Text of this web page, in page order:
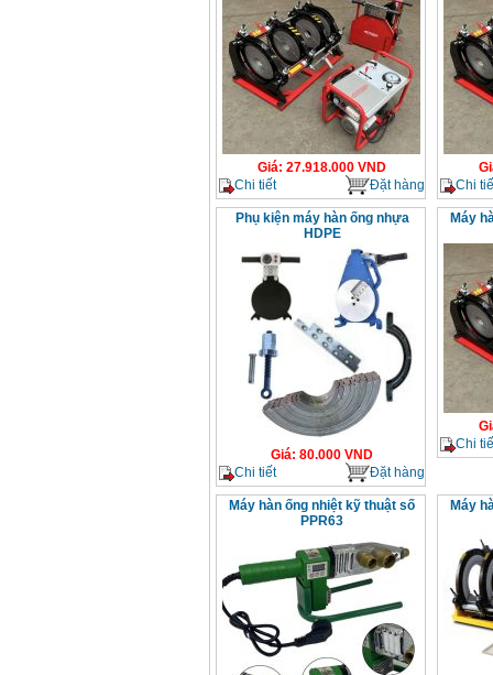
Giá: 27.918.000 VND
Chi tiết
Đặt hàng
Chi
Phụ kiện máy hàn ống nhựa
HDPE
Giá: 80.000 VND
Chi tiết
Đặt hàng
Máy
Chi
Máy hàn ống nhiệt kỹ thuật số
PPR63
Máy